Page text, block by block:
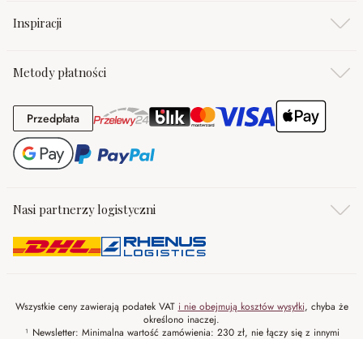
Inspiracji
Metody płatności
PrzedpłataPrzedpłata
Nasi partnerzy logistyczni
Wszystkie ceny zawierają podatek VAT i nie obejmują kosztów wysyłki, chyba że
określono inaczej.
¹ Newsletter: Minimalna wartość zamówienia: 230 zł, nie łączy się z innymi